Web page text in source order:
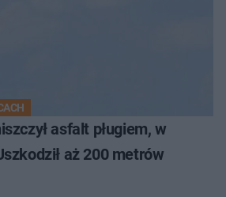
asfalt pługiem, w
aż 200 metrów